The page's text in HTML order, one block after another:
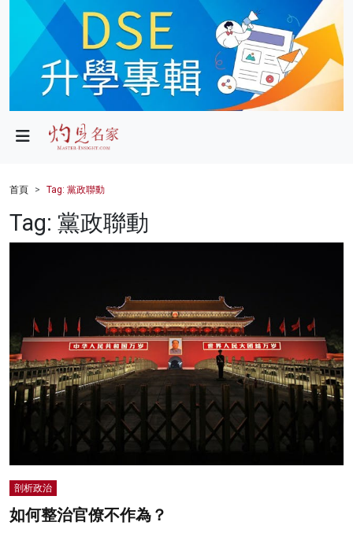
政局
財經
健康
影片
名家榜
灼見活動
關於我們
首頁 Tag: 黨政聯動
Tag: 黨政聯動
剖析政治
如何整治官僚不作為？